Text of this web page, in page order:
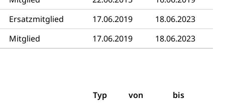
Ersatzmitglied 17.06.2019
18.06.2023
Mitglied 17.06.2019 18.06.2023
Typ von
bis
von Angehörigen (WAS Luzern)